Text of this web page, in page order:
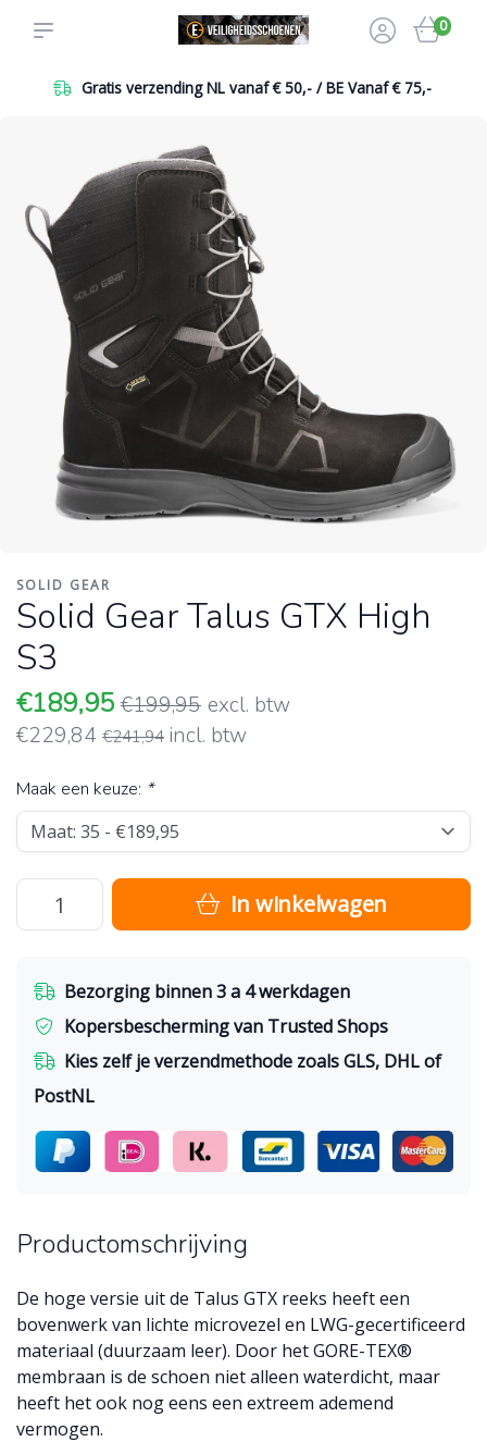
0
Gratis verzending NL vanaf € 50,- / BE Vanaf € 75,-
SOLID GEAR
Solid Gear Talus GTX High
S3
€189,95 €199,95 excl. btw
€229,84 €241,94 incl. btw
Maak een keuze: *
In winkelwagen
Bezorging binnen 3 a 4 werkdagen
Kopersbescherming van Trusted Shops
Kies zelf je verzendmethode zoals GLS, DHL of
PostNL
Productomschrijving
De hoge versie uit de Talus GTX reeks heeft een
bovenwerk van lichte microvezel en LWG-gecertificeerd
materiaal (duurzaam leer). Door het GORE-TEX®
membraan is de schoen niet alleen waterdicht, maar
heeft het ook nog eens een extreem ademend
vermogen.